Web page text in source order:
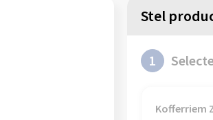
Stel
1
Kofferriem